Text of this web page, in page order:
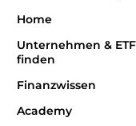
Home
Unternehmen &
finden
Finanzwissen
Academy